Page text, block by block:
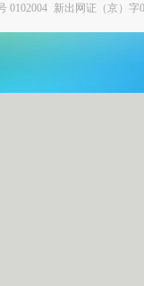
0102004 新出网证（京）